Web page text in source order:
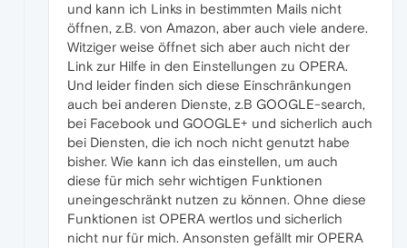
und kann ich Links in bestimmten Mails nicht
öffnen, z.B. von Amazon, aber auch viele andere.
Witziger weise öffnet sich aber auch nicht der
Link zur Hilfe in den Einstellungen zu OPERA.
Und leider finden sich diese Einschränkungen
auch bei anderen Dienste, z.B GOOGLE-search,
bei Facebook und GOOGLE+ und sicherlich auch
bei Diensten, die ich noch nicht genutzt habe
bisher. Wie kann ich das einstellen, um auch
diese für mich sehr wichtigen Funktionen
uneingeschränkt nutzen zu können. Ohne diese
Funktionen ist OPERA wertlos und sicherlich
nicht nur für mich. Ansonsten gefällt mir OPERA